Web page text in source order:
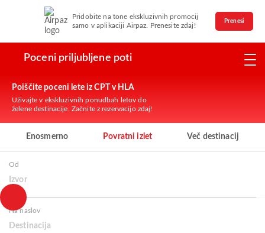
Pridobite na tone ekskluzivnih promocij
samo v aplikaciji Airpaz. Prenesite zdaj!
Prenesi
Poceni priljubljene poti
Poiščite poceni lete iz CPT v HLA
Uživajte v ekskluzivnih ponudbah letov do
želene destinacije. Začnite z rezervacijo zdaj!
Enosmerno Povratni izlet Več destinacij
Od
Izvor
Na naslov
Destinacija